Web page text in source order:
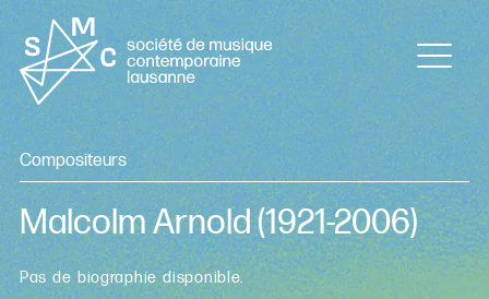
Compositeurs
Malcolm Arnold(1921-2006)
Pas de biographie disponible.